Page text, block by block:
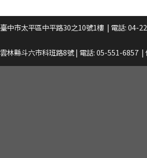
臺中市太平區中平路30之10號1樓 | 電話:04-
雲林縣斗六市科班路8號| 電話:05-551-6857 |